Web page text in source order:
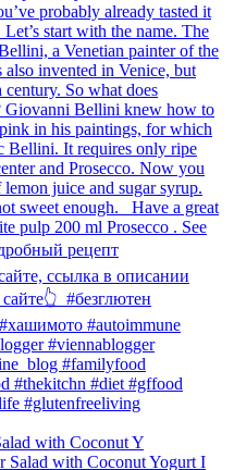
with Coconut Y